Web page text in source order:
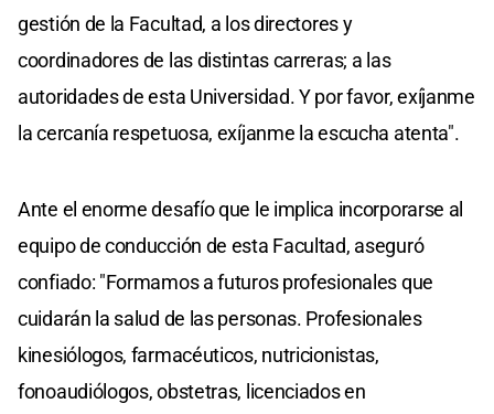
gestión de la Facultad, a los directores y
coordinadores de las distintas carreras; a las
autoridades de esta Universidad. Y por favor, exíjanme
la cercanía respetuosa, exíjanme la escucha atenta".
Ante el enorme desafío que le implica incorporarse al
equipo de conducción de esta Facultad, aseguró
confiado: "Formamos a futuros profesionales que
cuidarán la salud de las personas. Profesionales
kinesiólogos, farmacéuticos, nutricionistas,
fonoaudiólogos, obstetras, licenciados en